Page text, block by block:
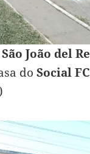
São João del
do Social